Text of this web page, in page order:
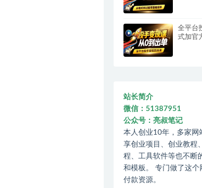
全平台
式加官
站长简介
微信：51387951
公众号：亮叔笔记
本人创业10年，多家网
享创业项目、创业教程
程、工具软件等也不断
和模板。 专门做了这
付款资源。